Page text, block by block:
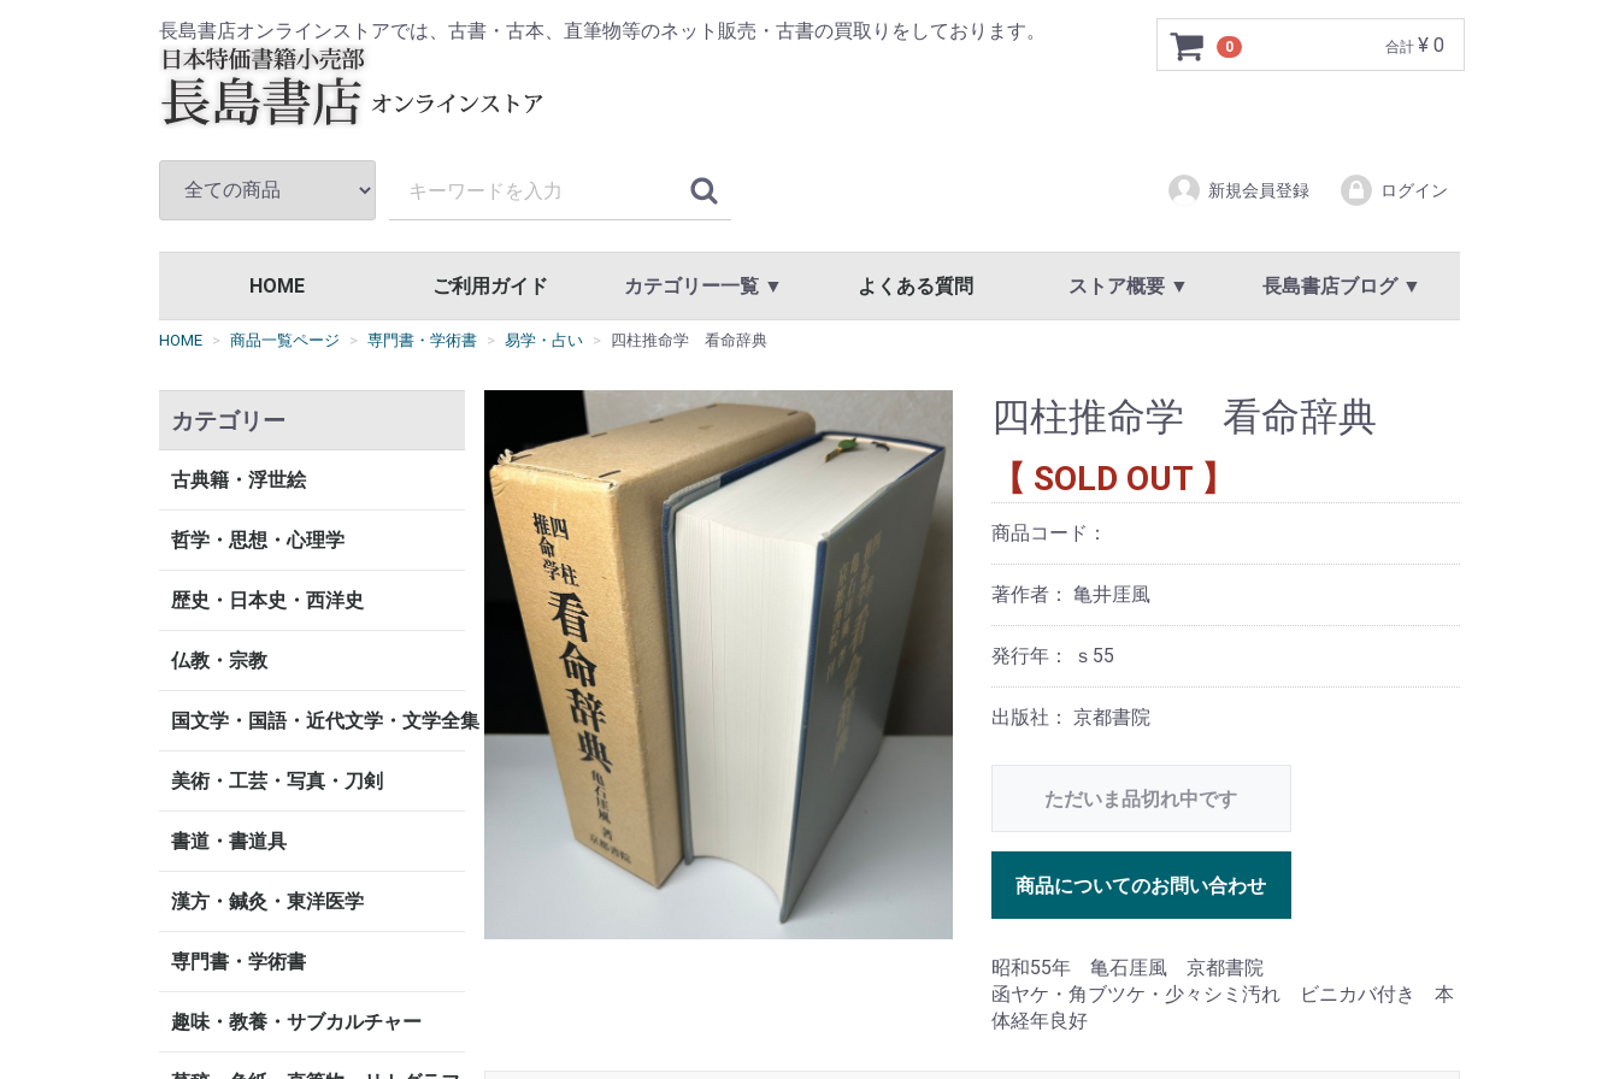
長島書店オンラインストアでは、古書・古本、直筆物等のネット販売・古書の買取りをしております。
0 合計 ¥ 0
新規会員登録 ログイン
HOME ご利用ガイド カテゴリー一覧 ▼
古典籍・浮世絵
哲学・思想・心理学
歴史・日本史・西洋史
仏教・宗教
書道・書道具
漢方・鍼灸・東洋医学
専門書・学術書
漫画・原画・セル画
商品一覧
よくある質問 ストア概要 ▼ 長島書店ブログ ▼
HOME 商品一覧ページ 専門書・学術書 易学・占い 四柱推命学 看命辞典
カテゴリー
古典籍・浮世絵
哲学・思想・心理学
歴史・日本史・西洋史
仏教・宗教
国文学・国語・近代文学・文学全集
美術・工芸・写真・刀剣
書道・書道具
漢方・鍼灸・東洋医学
専門書・学術書
趣味・教養・サブカルチャー
四柱推命学 看命辞典
【 SOLD OUT 】
商品コード：
著作者： 亀井厓風
発行年： ｓ55
出版社： 京都書院
ただいま品切れ中です
商品についてのお問い合わせ
昭和55年 亀石厓風 京都書院
函ヤケ・角ブツケ・少々シミ汚れ ビニカバ付き 本
体経年良好